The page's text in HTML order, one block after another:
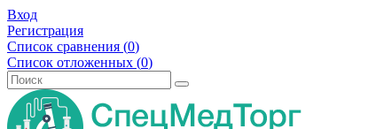
Вход
Регистрация
Список сравнения (0)
Список отложенных (0)